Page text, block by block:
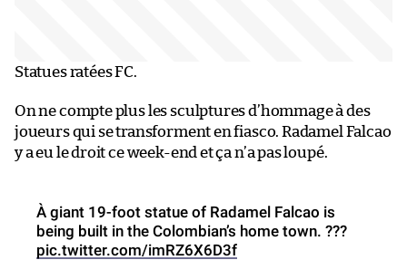
Statues ratées FC.
On ne compte plus les sculptures d’hommage à des
joueurs qui se transforment en fiasco. Radamel Falcao
y a eu le droit ce week-end et ça n’a pas loupé.
À giant 19-foot statue of Radamel Falcao is
being built in the Colombian’s home town. ???
pic.twitter.com/imRZ6X6D3f